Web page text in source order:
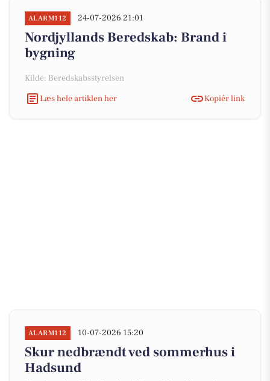
ALARM112 24-07-2026 21:01
Nordjyllands Beredskab: Brand i
bygning
Kilde: Beredskabsstyrelsen
Læs hele artiklen her
Kopiér link
ALARM112 10-07-2026 15:20
Skur nedbrændt ved sommerhus i
Hadsund